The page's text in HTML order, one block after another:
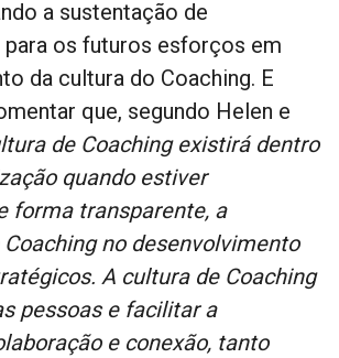
a sustentação de
os futuros esforços em
da cultura do Coaching. E
que, segundo Helen e
de Coaching existirá dentro
quando estiver
forma transparente, a
no desenvolvimento
A cultura de Coaching
pessoas e facilitar a
e conexão, tanto